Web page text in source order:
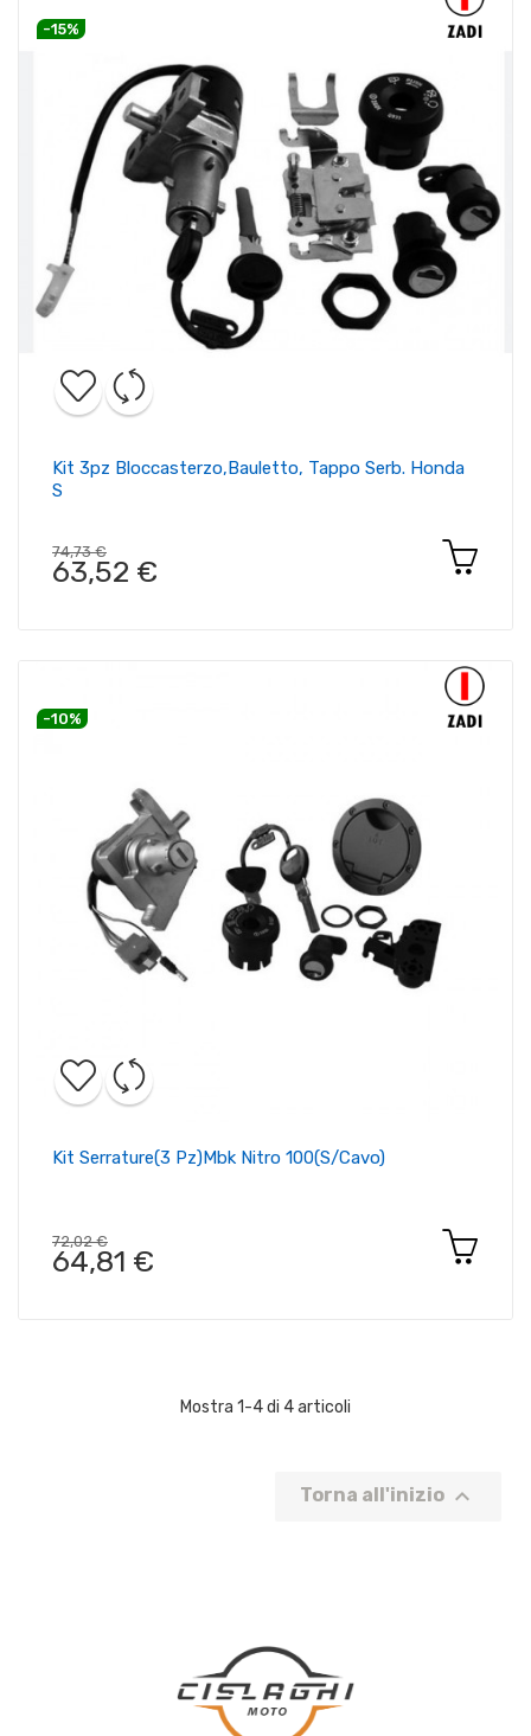
-15%
Kit 3pz Bloccasterzo,bauletto, Tappo Serb. Honda
S
74,73 €
63,52 €
-10%
Kit Serrature(3 Pz)mbk Nitro 100(s/cavo)
72,02 €
64,81 €
Mostra 1-4 di 4 articoli
Torna all'inizio 